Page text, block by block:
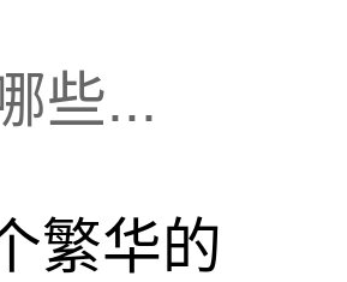
些...
繁华的